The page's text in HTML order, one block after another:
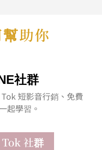
助你
社群
短影音行銷、免費
起學習。
社群